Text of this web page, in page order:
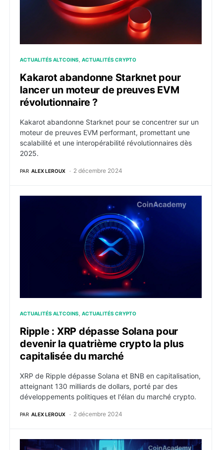
ACTUALITÉS ALTCOINS ACTUALITÉS CRYPTO
Kakarot abandonne Starknet pour
lancer un moteur de preuves EVM
révolutionnaire ?
Kakarot abandonne Starknet pour se concentrer sur un
moteur de preuves EVM performant, promettant une
scalabilité et une interopérabilité révolutionnaires dès
2025.
PAR ALEX LEROUX 2 décembre 2024
Ripple : XRP dépasse Solana pour devenir la
ACTUALITÉS ALTCOINS ACTUALITÉS CRYPTO
Ripple : XRP dépasse Solana pour
devenir la quatrième crypto la plus
capitalisée du marché
XRP de Ripple dépasse Solana et BNB en capitalisation,
atteignant 130 milliards de dollars, porté par des
développements politiques et l'élan du marché crypto.
PAR ALEX LEROUX 2 décembre 2024
Les fondateurs de Gitfo mint 1,2 milliard de GFT